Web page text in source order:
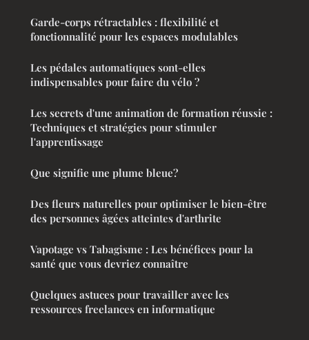
Garde-corps rétractables : flexibilité et
fonctionnalité pour les espaces modulables
Les pédales automatiques sont-elles
indispensables pour faire du vélo ?
Les secrets d'une animation de formation réussie :
Techniques et stratégies pour stimuler
l'apprentissage
Que signifie une plume bleue?
Des fleurs naturelles pour optimiser le bien-être
des personnes âgées atteintes d'arthrite
Vapotage vs Tabagisme : Les bénéfices pour la
santé que vous devriez connaître
Quelques astuces pour travailler avec les
ressources freelances en informatique